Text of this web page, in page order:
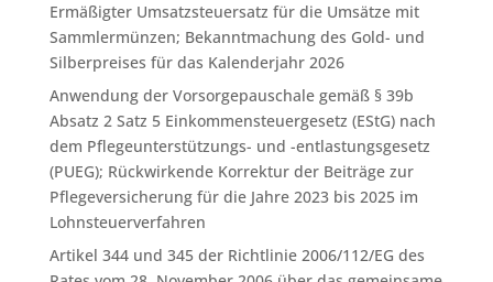
Ermäßigter Umsatzsteuersatz für die Umsätze mit
Sammlermünzen; Bekanntmachung des Gold- und
Silberpreises für das Kalenderjahr 2026
Anwendung der Vorsorgepauschale gemäß § 39b
Absatz 2 Satz 5 Einkommensteuergesetz (EStG) nach
dem Pflegeunterstützungs- und -entlastungsgesetz
(PUEG); Rückwirkende Korrektur der Beiträge zur
Pflegeversicherung für die Jahre 2023 bis 2025 im
Lohnsteuerverfahren
Artikel 344 und 345 der Richtlinie 2006/112/EG des